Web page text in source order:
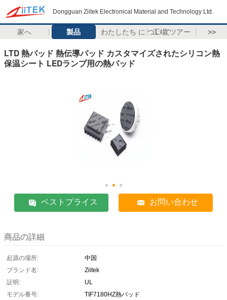
Dongguan Ziitek Electronical Material and Technology Ltd.
家へ 製品 わたしたち に つい て工場 ツアー >>
LTD 熱パッド 熱伝導パッド カスタマイズされたシリコン熱
保温シート LEDランプ用の熱パッド
ベストプライス お問い合わせ
商品の詳細
起源の場所:
中国
ブランド名:
Ziitek
証明:
UL
モデル番号:
TIF7180HZ熱パッド